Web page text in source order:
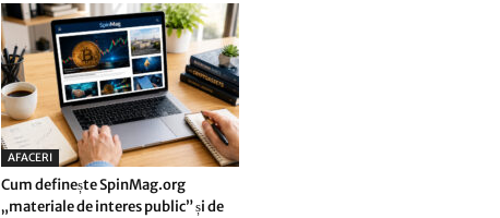
AFACERI
Cum definește SpinMag.org
„materiale de interes public” și de